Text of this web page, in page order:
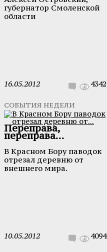
губернатор Смоленской
области
16.05.2012 4342
СОБЫТИЯ НЕДЕЛИ
Переправа,
переправа...
В Красном Бору паводок
отрезал деревню от
внешнего мира.
10.05.2012 4094